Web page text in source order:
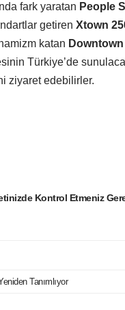
fark yaratan People
getiren Xtown
katan
Türkiye’de
ziyaret edebilirler.
Kontrol Etmeniz
Tanımlıyor